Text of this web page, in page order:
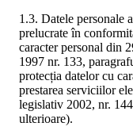
1.3. Datele personale
prelucrate în
caracter personal din
1997 nr. 133,
protecția datelor cu
prestarea serviciilor
legislativ 2002, nr.
ulterioare).